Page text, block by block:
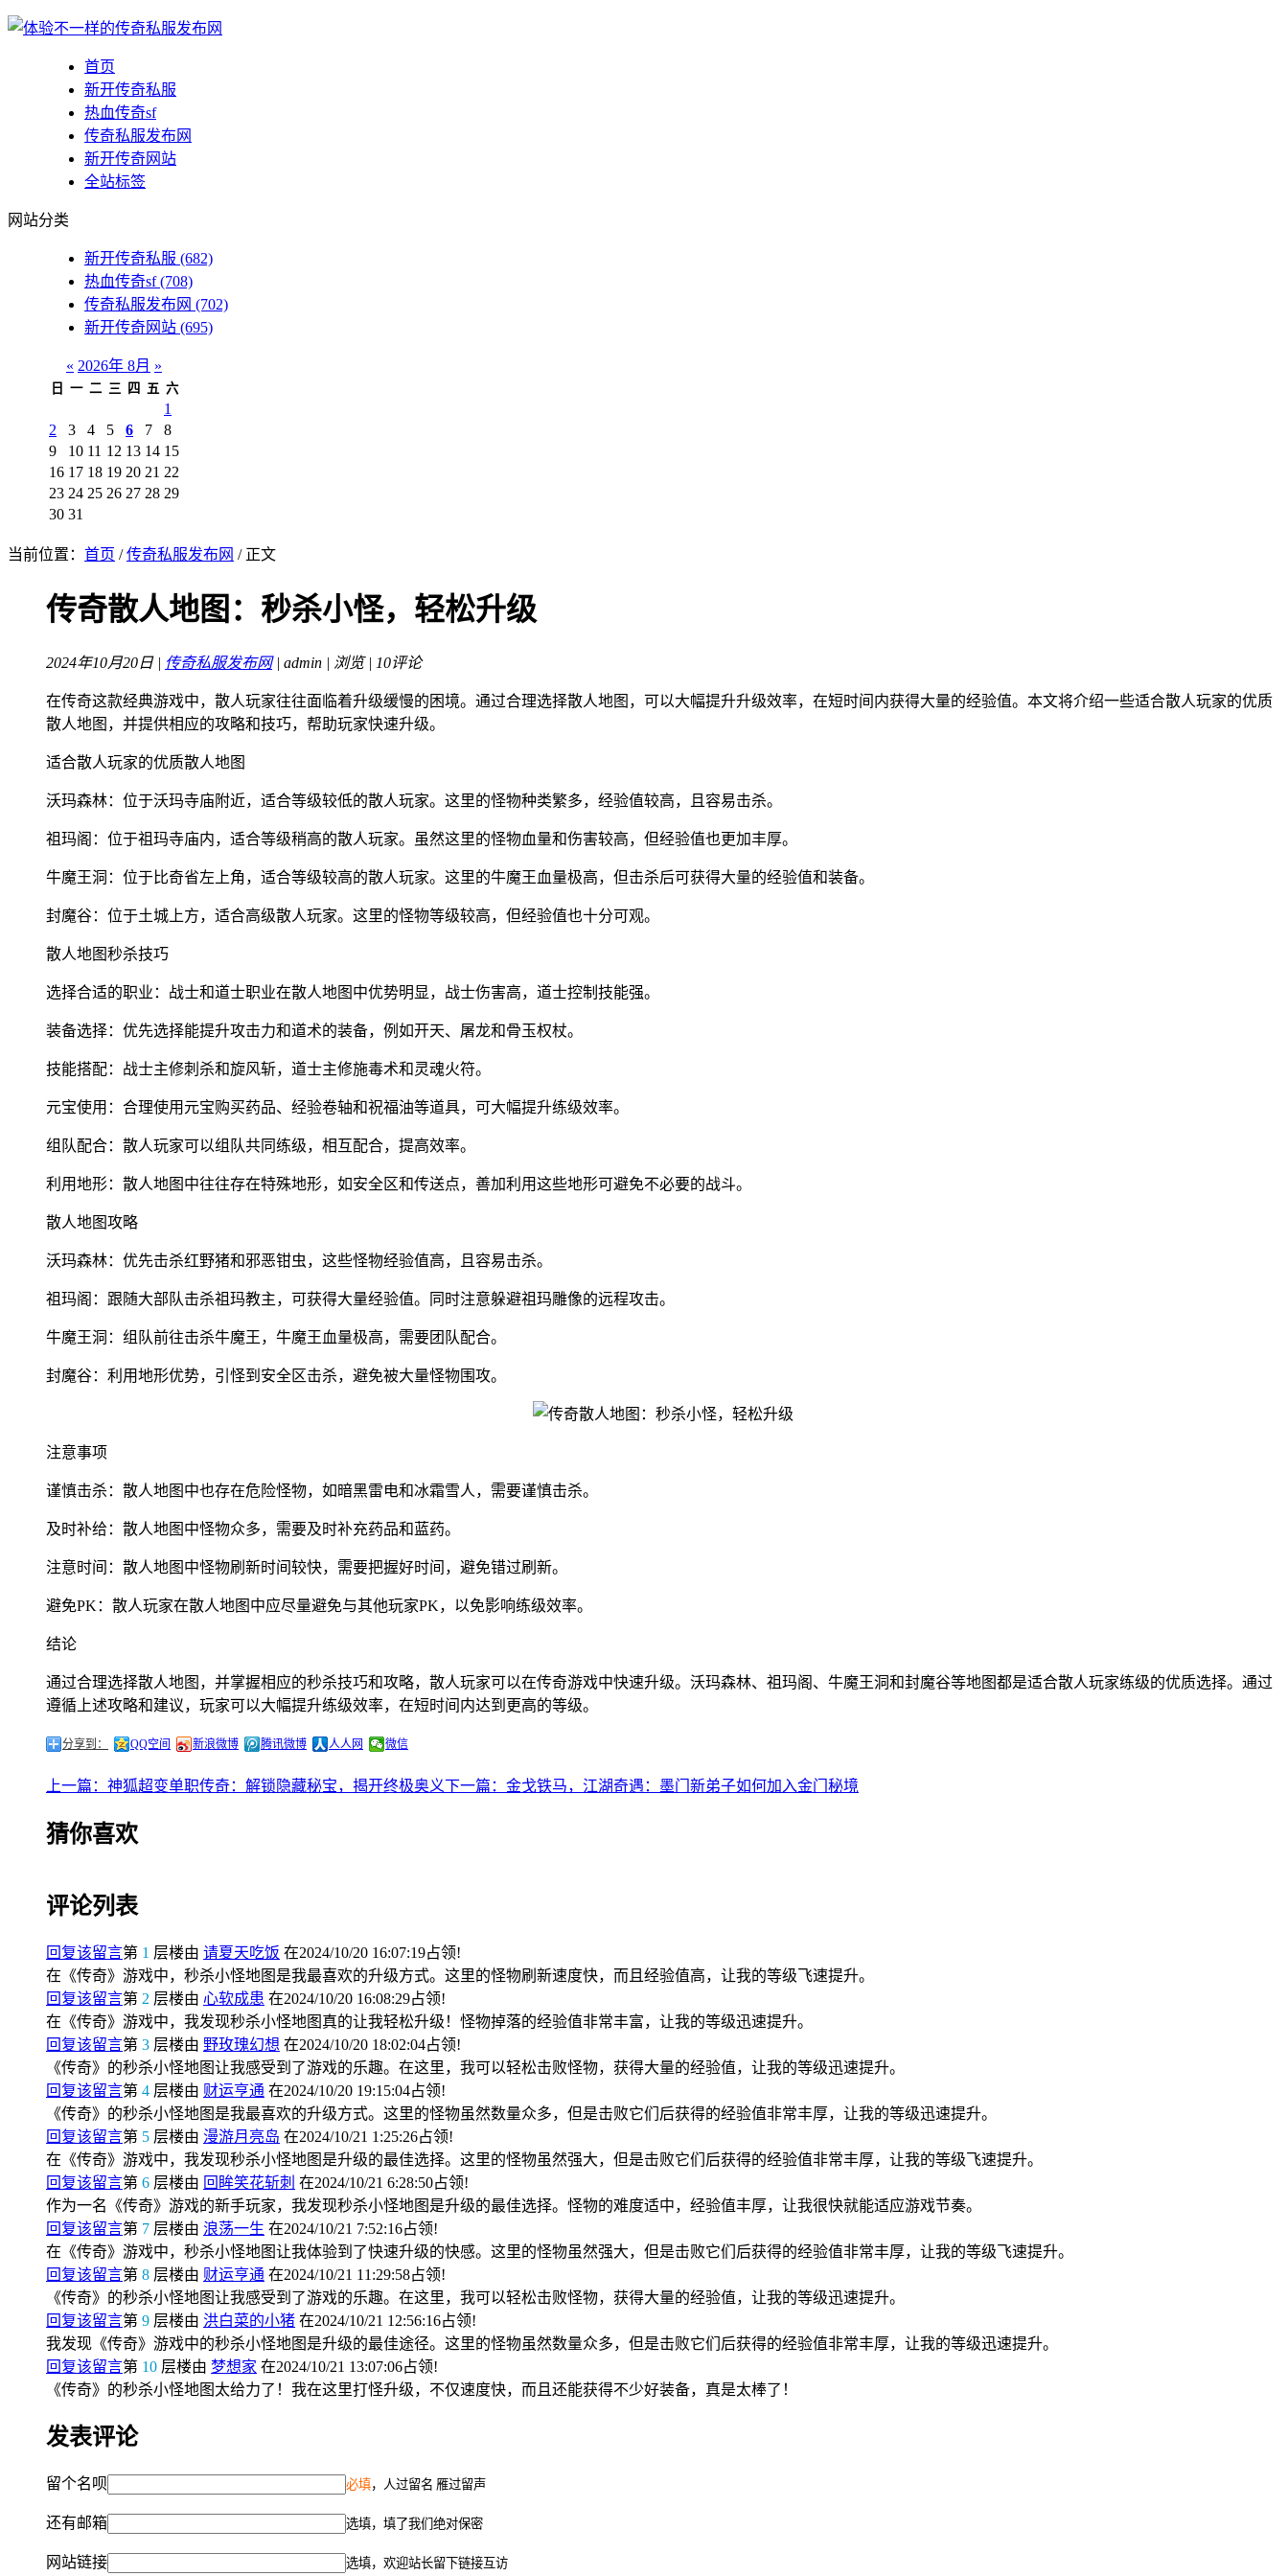
首页
新开传奇私服
热血传奇sf
传奇私服发布网
新开传奇网站
全站标签
网站分类
新开传奇私服 (682)
热血传奇sf(708)
传奇私服发布网 (702)
新开传奇网站 (695)
« 2026年 8月 »
日 一 二 三 四 五 六
1
2
3 4 5 6 7
8
9
10 11 12 13 14 15
16 17 18 19 20 21 22
23 24 25 26 27 28 29
30 31
当前位置： 首页 /传奇私服发布网 / 正文
传奇散人地图：秒杀小怪，轻松升级
2024年10月20日 | 传奇私服发布网| admin | 浏览 | 10评论
在传奇这款经典游戏中，散人玩家往往面临着升级缓慢的困境。通过合理选择散人地图，可以大幅提升升级效率，在短时间内获得大量的经验值。本文将介绍一些适合散人玩家的优质
散人地图，并提供相应的攻略和技巧，帮助玩家快速升级。
适合散人玩家的优质散人地图
沃玛森林：位于沃玛寺庙附近，适合等级较低的散人玩家。这里的怪物种类繁多，经验值较高，且容易击杀。
祖玛阁：位于祖玛寺庙内，适合等级稍高的散人玩家。虽然这里的怪物血量和伤害较高，但经验值也更加丰厚。
牛魔王洞：位于比奇省左上角，适合等级较高的散人玩家。这里的牛魔王血量极高，但击杀后可获得大量的经验值和装备。
封魔谷：位于土城上方，适合高级散人玩家。这里的怪物等级较高，但经验值也十分可观。
散人地图秒杀技巧
选择合适的职业：战士和道士职业在散人地图中优势明显，战士伤害高，道士控制技能强。
装备选择：优先选择能提升攻击力和道术的装备，例如开天、屠龙和骨玉权杖。
技能搭配：战士主修刺杀和旋风斩，道士主修施毒术和灵魂火符。
元宝使用：合理使用元宝购买药品、经验卷轴和祝福油等道具，可大幅提升练级效率。
组队配合：散人玩家可以组队共同练级，相互配合，提高效率。
利用地形：散人地图中往往存在特殊地形，如安全区和传送点，善加利用这些地形可避免不必要的战斗。
散人地图攻略
沃玛森林：优先击杀红野猪和邪恶钳虫，这些怪物经验值高，且容易击杀。
祖玛阁：跟随大部队击杀祖玛教主，可获得大量经验值。同时注意躲避祖玛雕像的远程攻击。
牛魔王洞：组队前往击杀牛魔王，牛魔王血量极高，需要团队配合。
封魔谷：利用地形优势，引怪到安全区击杀，避免被大量怪物围攻。
注意事项
谨慎击杀：散人地图中也存在危险怪物，如暗黑雷电和冰霜雪人，需要谨慎击杀。
及时补给：散人地图中怪物众多，需要及时补充药品和蓝药。
注意时间：散人地图中怪物刷新时间较快，需要把握好时间，避免错过刷新。
避免PK：散人玩家在散人地图中应尽量避免与其他玩家PK，以免影响练级效率。
结论
通过合理选择散人地图，并掌握相应的秒杀技巧和攻略，散人玩家可以在传奇游戏中快速升级。沃玛森林、祖玛阁、牛魔王洞和封魔谷等地图都是适合散人玩家练级的优质选择。通过
遵循上述攻略和建议，玩家可以大幅提升练级效率，在短时间内达到更高的等级。
分享到： QQ空间 新浪微博 腾讯微博 人人网 微信
上一篇：神狐超变单职传奇：解锁隐藏秘宝，揭开终极奥义下一篇：金戈铁马，江湖奇遇：墨门新弟子如何加入金门秘境
猜你喜欢
评论列表
回复该留言第 1 层楼由 请夏天吃饭 在2024/10/20 16:07:19占领!
在《传奇》游戏中，秒杀小怪地图是我最喜欢的升级方式。这里的怪物刷新速度快，而且经验值高，让我的等级飞速提升。
回复该留言第 2 层楼由 心软成患 在2024/10/20 16:08:29占领!
在《传奇》游戏中，我发现秒杀小怪地图真的让我轻松升级！怪物掉落的经验值非常丰富，让我的等级迅速提升。
回复该留言第 3 层楼由 野玫瑰幻想 在2024/10/20 18:02:04占领!
《传奇》的秒杀小怪地图让我感受到了游戏的乐趣。在这里，我可以轻松击败怪物，获得大量的经验值，让我的等级迅速提升。
回复该留言第 4 层楼由 财运亨通 在2024/10/20 19:15:04占领!
《传奇》的秒杀小怪地图是我最喜欢的升级方式。这里的怪物虽然数量众多，但是击败它们后获得的经验值非常丰厚，让我的等级迅速提升。
回复该留言第 5 层楼由 漫游月亮岛 在2024/10/21 1:25:26占领!
在《传奇》游戏中，我发现秒杀小怪地图是升级的最佳选择。这里的怪物虽然强大，但是击败它们后获得的经验值非常丰厚，让我的等级飞速提升。
回复该留言第 6 层楼由 回眸笑花斩刺 在2024/10/21 6:28:50占领!
作为一名《传奇》游戏的新手玩家，我发现秒杀小怪地图是升级的最佳选择。怪物的难度适中，经验值丰厚，让我很快就能适应游戏节奏。
回复该留言第 7 层楼由 浪荡一生 在2024/10/21 7:52:16占领!
在《传奇》游戏中，秒杀小怪地图让我体验到了快速升级的快感。这里的怪物虽然强大，但是击败它们后获得的经验值非常丰厚，让我的等级飞速提升。
回复该留言第 8 层楼由 财运亨通 在2024/10/21 11:29:58占领!
《传奇》的秒杀小怪地图让我感受到了游戏的乐趣。在这里，我可以轻松击败怪物，获得大量的经验值，让我的等级迅速提升。
回复该留言第 9 层楼由 洪白菜的小猪 在2024/10/21 12:56:16占领!
我发现《传奇》游戏中的秒杀小怪地图是升级的最佳途径。这里的怪物虽然数量众多，但是击败它们后获得的经验值非常丰厚，让我的等级迅速提升。
回复该留言第 10 层楼由 梦想家 在2024/10/21 13:07:06占领!
《传奇》的秒杀小怪地图太给力了！我在这里打怪升级，不仅速度快，而且还能获得不少好装备，真是太棒了！
发表评论
留个名呗 必填，人过留名 雁过留声
还有邮箱 选填，填了我们绝对保密
网站链接 选填，欢迎站长留下链接互访